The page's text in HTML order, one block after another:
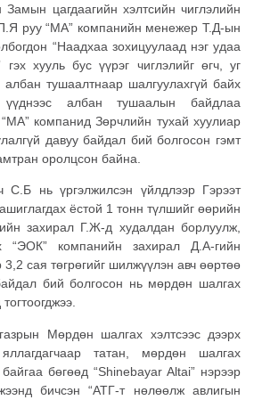
Замын цагдаагийн хэлтсийн чиглэлийн
руу “МА” компанийн менежер Т.Д-ын
“Наадхаа зохицуулаад нэг удаа
гэх хууль бус үүрэг чиглэлийг өгч, уг
албан тушаалтнаар шалгуулахгүй байх
албан тушаалын байдлаа
компанид Зөрчлийн тухай хуулиар
давуу байдал бий болгосон гэмт
оролцсон байна.
С.Б нь үргэлжилсэн үйлдлээр Гэрээт
ёстой 1 тонн түлшийг өөрийн
захирал Г.Ж-д худалдан борлуулж,
“ЭОК” компанийн захирал Д.А-гийн
сая төгрөгийг шилжүүлэн авч өөртөө
бий болгосон нь мөрдөн шалгах
Мөрдөн шалгах хэлтсээс дээрх
татан, мөрдөн шалгах
бөгөөд “Shinebayar Altai” нэрээр
бичсэн “АТГ-т нөлөөлж авлигын